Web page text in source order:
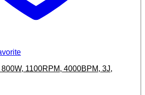
1100RPM, 4000BPM, 3J,